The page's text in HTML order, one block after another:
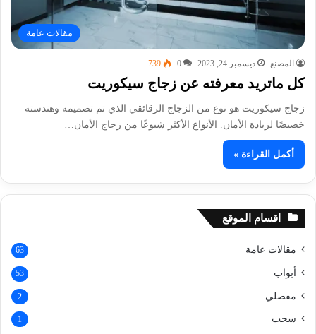
مقالات عامة
المصنع ديسمبر 24, 2023 0
739
كل ماتريد معرفته عن زجاج سيكوريت
زجاج سيكوريت هو نوع من الزجاج الرقائقي الذي تم تصميمه وهندسته
خصيصًا لزيادة الأمان. الأنواع الأكثر شيوعًا من زجاج الأمان…
أكمل القراءة »
اقسام الموقع
مقالات عامة 63
أبواب 53
مفصلي 2
سحب 1